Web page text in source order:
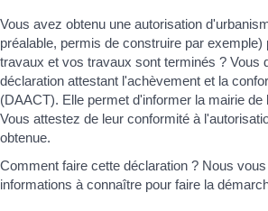
Vous avez obtenu une autorisation
préalable, permis de construire par exemple)
travaux et vos travaux sont terminés ? Vous
déclaration attestant l'achèvement et la
(DAACT). Elle permet d'informer la mairie de
Vous attestez de leur conformité à
obtenue.
Comment faire cette déclaration ? Nous
informations à connaître pour faire la